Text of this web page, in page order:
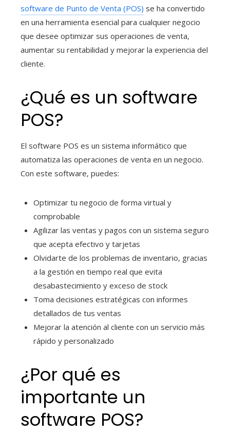
software de Punto de Venta (POS) se ha convertido
en una herramienta esencial para cualquier negocio
que desee optimizar sus operaciones de venta,
aumentar su rentabilidad y mejorar la experiencia del
cliente.
¿Qué es un software
POS?
El software POS es un sistema informático que
automatiza las operaciones de venta en un negocio.
Con este software, puedes:
Optimizar tu negocio de forma virtual y
comprobable
Agilizar las ventas y pagos con un sistema seguro
que acepta efectivo y tarjetas
Olvidarte de los problemas de inventario, gracias
a la gestión en tiempo real que evita
desabastecimiento y exceso de stock
Toma decisiones estratégicas con informes
detallados de tus ventas
Mejorar la atención al cliente con un servicio más
rápido y personalizado
¿Por qué es
importante un
software POS?